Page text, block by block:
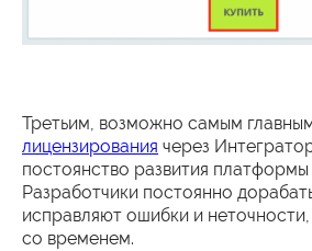
Третьим, возможно самым
лицензирования через
постоянство развития
Разработчики постоянно
исправляют ошибки и неточности,
со временем.